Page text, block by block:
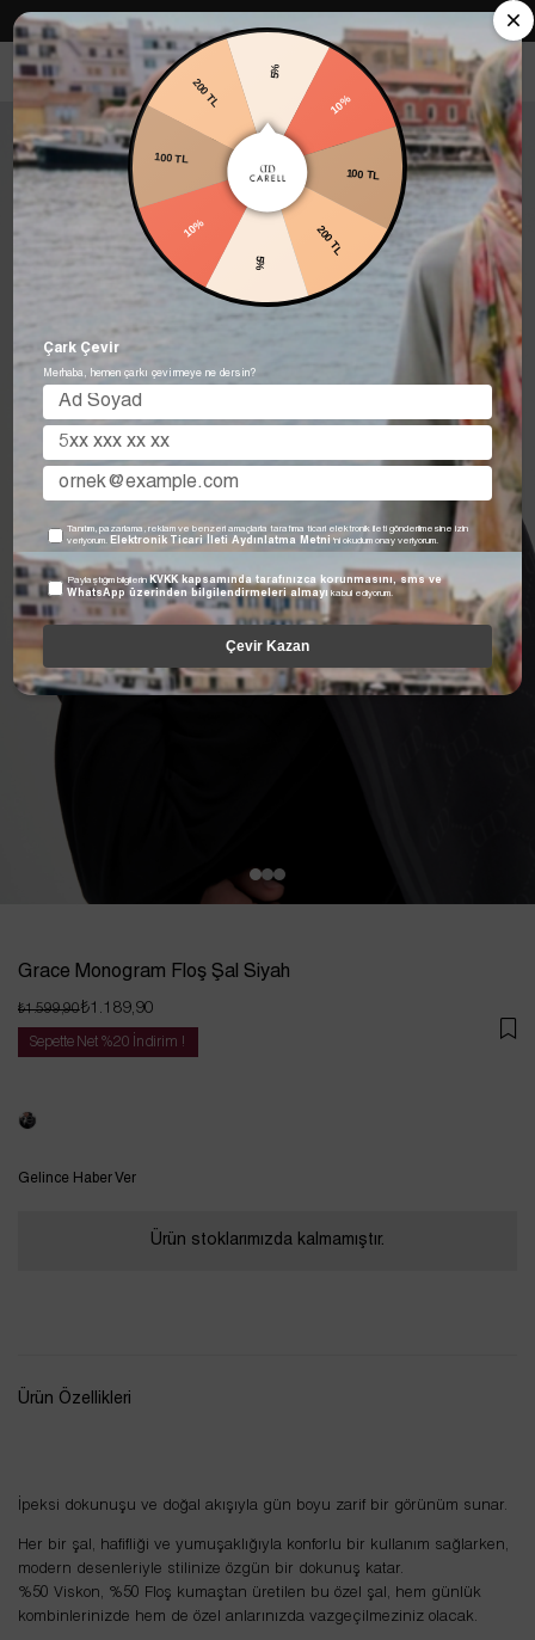
Carell in Roma Koleksiyonu Şimdi Satışta! Hemen keşfet.
Grace Monogram Floş Şal Siyah
₺1.599,90₺1.189,90
Sepette Net %20 İndirim !
Tükendi
Gelince Haber Ver
Ürün stoklarımızda kalmamıştır.
Ürün Özellikleri
İpeksi dokunuşu ve doğal akışıyla gün boyu zarif bir görünüm sunar.
Her bir şal, hafifliği ve yumuşaklığıyla konforlu bir kullanım sağlarken,
modern desenleriyle stilinize özgün bir dokunuş katar.
%50 Viskon, %50 Floş kumaştan üretilen bu özel şal, hem günlük
kombinlerinizde hem de özel anlarınızda vazgeçilmeziniz olacak.
5%
10%
100 TL
200 TL
5%
10%
100 TL
200 TL
Çark Çevir
Merhaba, hemen çarkı çevirmeye ne dersin?
Tanıtım, pazarlama, reklam ve benzeri amaçlarla tarafıma ticari elektronik ileti gönderilmesine izin
veriyorum. Elektronik Ticari İleti Aydınlatma Metni 'ni okudum onay veriyorum.
Paylaştığım bilgilerin KVKK kapsamında tarafınızca korunmasını, sms ve
WhatsApp üzerinden bilgilendirmeleri almayı
kabul ediyorum.
Çevir Kazan